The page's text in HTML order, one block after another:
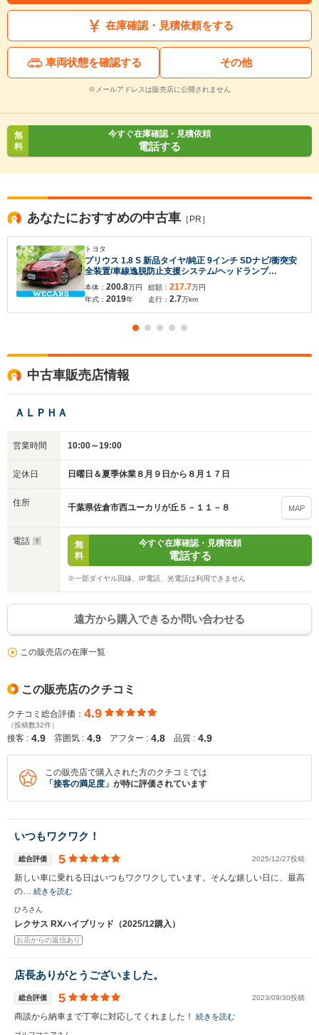
在庫確認・見積依頼をする
車両状態を確認する その他
※メールアドレスは販売店に公開されません
無
料
今すぐ在庫確認・見積依頼
電話する
あなたにおすすめの中古車 ［PR］
トヨタ
プリウス 1.8 S 新品タイヤ/純正 9インチ SDナビ/衝突安
全装置/車線逸脱防止支援システム/ヘッドランプ
LED/Bluetooth接続/ETC/EBD付ABS/横滑り防止装置/ア
イドリングストップ
本体： 200.8万円
年式： 2019年
総額： 217.7万円
走行： 2.7万km
中古車販売店情報
ＡＬＰＨＡ
営業時間 10:00～19:00
定休日 日曜日＆夏季休業８月９日から８月１７日
住所 千葉県佐倉市西ユーカリが丘５－１１－８ MAP
電話
無
料
今すぐ在庫確認・見積依頼
電話する
※一部ダイヤル回線、IP電話、光電話は利用できません
遠方から購入できるか問い合わせる
この販売店の在庫一覧
この販売店のクチコミ
クチコミ総合評価： 4.9
（投稿数32件）
接客 : 4.9 雰囲気 : 4.9 アフター : 4.8 品質 : 4.9
この販売店で購入された方のクチコミでは
「 接客の満足度 」が特に評価されています
いつもワクワク！
総合評価 5 2025/12/27投稿
新しい車に乗れる日はいつもワクワクしています。そんな嬉しい日に、最高
の… 続きを読む
ひろさん
レクサス RXハイブリッド（2025/12購入）
お店からの返信あり
店長ありがとうございました。
総合評価 5 2023/09/30投稿
商談から納車まで丁寧に対応してくれました！ 続きを読む
※保存された情報は
いいえ はい